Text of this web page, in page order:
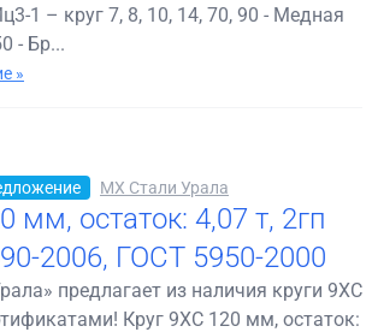
1 – круг 7, 8, 10, 14, 70, 90 - Медная
- Бр...
»
МХ Стали Урала
мм, остаток: 4,07 т, 2гп
2006, ГОСТ 5950-2000
предлагает из наличия круги 9ХС
Круг 9ХС 120 мм, остаток: